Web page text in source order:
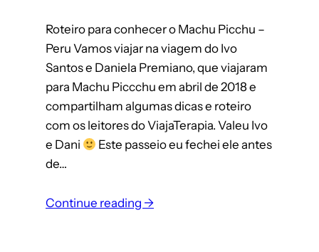
Roteiro para conhecer o Machu Picchu –
Peru Vamos viajar na viagem do Ivo
Santos e Daniela Premiano, que viajaram
para Machu Piccchu em abril de 2018 e
compartilham algumas dicas e roteiro
com os leitores do ViajaTerapia. Valeu Ivo
e Dani
Este passeio eu fechei ele antes
de…
Continue reading →: